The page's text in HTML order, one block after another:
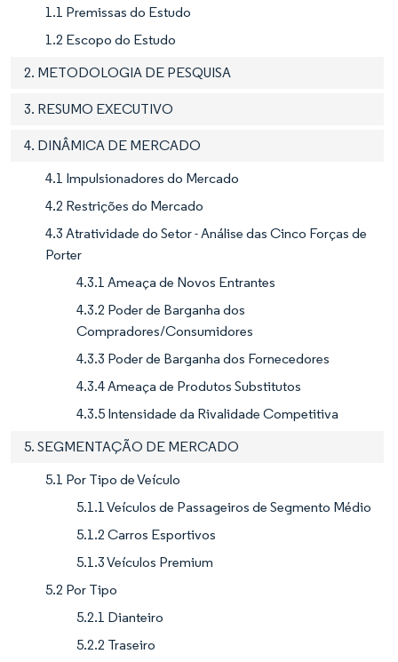
1.1 Premissas do Estudo
1.2 Escopo do Estudo
2. METODOLOGIA DE PESQUISA
3. RESUMO EXECUTIVO
4. DINÂMICA DE MERCADO
4.1 Impulsionadores do Mercado
4.2 Restrições do Mercado
4.3 Atratividade do Setor - Análise das Cinco Forças de
Porter
4.3.1 Ameaça de Novos Entrantes
4.3.2 Poder de Barganha dos
Compradores/Consumidores
4.3.3 Poder de Barganha dos Fornecedores
4.3.4 Ameaça de Produtos Substitutos
4.3.5 Intensidade da Rivalidade Competitiva
5. SEGMENTAÇÃO DE MERCADO
5.1 Por Tipo de Veículo
5.1.1 Veículos de Passageiros de Segmento Médio
5.1.2 Carros Esportivos
5.1.3 Veículos Premium
5.2 Por Tipo
5.2.1 Dianteiro
5.2.2 Traseiro